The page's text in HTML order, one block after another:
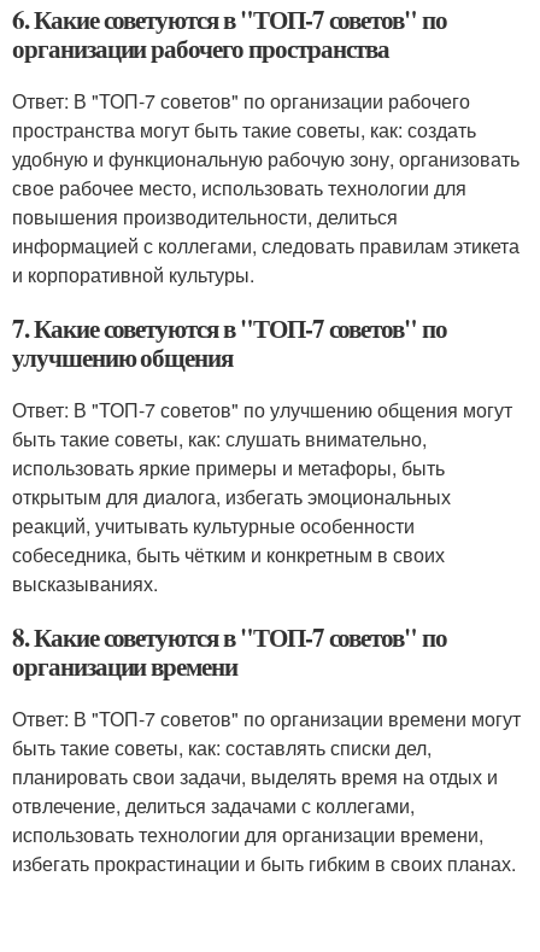
6. Какие советуются в "ТОП-7 советов" по
организации рабочего пространства
Ответ: В "ТОП-7 советов" по организации рабочего
пространства могут быть такие советы, как: создать
удобную и функциональную рабочую зону, организовать
свое рабочее место, использовать технологии для
повышения производительности, делиться
информацией с коллегами, следовать правилам этикета
и корпоративной культуры.
7. Какие советуются в "ТОП-7 советов" по
улучшению общения
Ответ: В "ТОП-7 советов" по улучшению общения могут
быть такие советы, как: слушать внимательно,
использовать яркие примеры и метафоры, быть
открытым для диалога, избегать эмоциональных
реакций, учитывать культурные особенности
собеседника, быть чётким и конкретным в своих
высказываниях.
8. Какие советуются в "ТОП-7 советов" по
организации времени
Ответ: В "ТОП-7 советов" по организации времени могут
быть такие советы, как: составлять списки дел,
планировать свои задачи, выделять время на отдых и
отвлечение, делиться задачами с коллегами,
использовать технологии для организации времени,
избегать прокрастинации и быть гибким в своих планах.